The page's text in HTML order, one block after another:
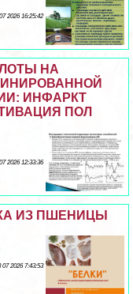
2026 16:25:42
НА
ИНФАРКТ
ПОЛ
2026 12:33:36
ИЗ ПШЕНИЦЫ
07 2026 7:43:53